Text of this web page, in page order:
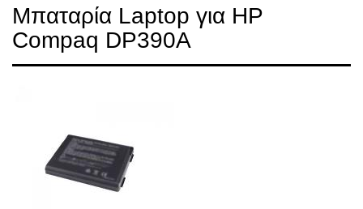
Μπαταρία Laptop για HP
Compaq DP390A